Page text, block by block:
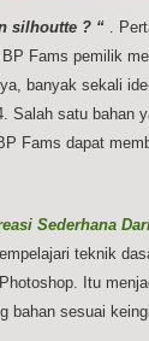
silhoutte ? “ .
Fams pemilik
banyak sekali
Salah satu bahan
Fams dapat
Sederhana
teknik
Itu
bahan sesuai